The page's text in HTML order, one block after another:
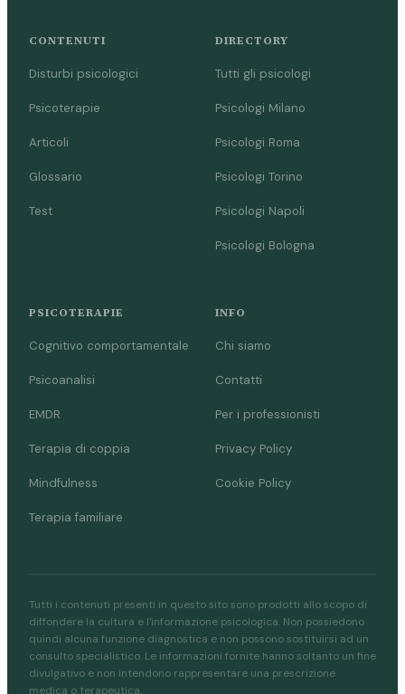
CONTENUTI
Disturbi psicologici
Psicoterapie
Articoli
Glossario
Test
DIRECTORY
Tutti gli psicologi
Psicologi Milano
Psicologi Roma
Psicologi Torino
Psicologi Napoli
Psicologi Bologna
PSICOTERAPIE
Cognitivo comportamentale
Psicoanalisi
EMDR
Terapia di coppia
Mindfulness
Terapia familiare
INFO
Chi siamo
Contatti
Per i professionisti
Privacy Policy
Cookie Policy
Tutti i contenuti presenti in questo sito sono prodotti allo scopo di
diffondere la cultura e l'informazione psicologica. Non possiedono
quindi alcuna funzione diagnostica e non possono sostituirsi ad un
consulto specialistico. Le informazioni fornite hanno soltanto un fine
divulgativo e non intendono rappresentare una prescrizione
medica o terapeutica.